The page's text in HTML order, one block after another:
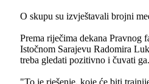
O skupu su izvještavali brojni
Prema riječima dekana Pravnog
Istočnom Sarajevu Radomira
treba gledati pozitivno i čuvati ga.
"To je rješenje, koje će biti